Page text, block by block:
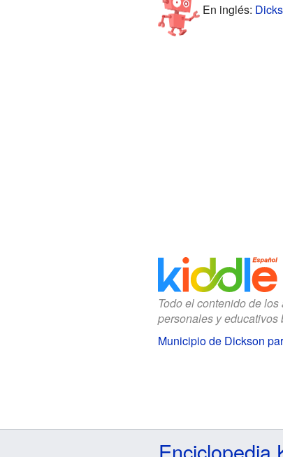
En inglés:
Todo el contenido de
personales y
Municipio de Dickson
Enciclopedia